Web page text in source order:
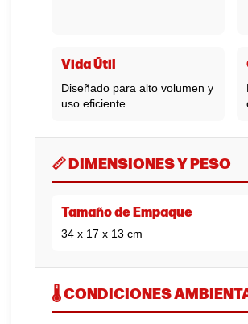
Vida Útil
Diseñado para alto volumen y
uso eficiente
📏 DIMENSIONES Y PESO
Tamaño de Empaque
34 x 17 x 13 cm
🌡️ CONDICIONES